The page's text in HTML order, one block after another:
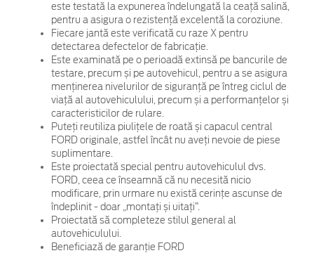
este testată la expunerea îndelungată la ceață salină,
pentru a asigura o rezistență excelentă la coroziune.
Fiecare jantă este verificată cu raze X pentru
detectarea defectelor de fabricație.
Este examinată pe o perioadă extinsă pe bancurile de
testare, precum și pe autovehicul, pentru a se asigura
menținerea nivelurilor de siguranță pe întreg ciclul de
viață al autovehiculului, precum și a performanțelor și
caracteristicilor de rulare.
Puteți reutiliza piulițele de roată și capacul central
FORD originale, astfel încât nu aveți nevoie de piese
suplimentare.
Este proiectată special pentru autovehiculul dvs.
FORD, ceea ce înseamnă că nu necesită nicio
modificare, prin urmare nu există cerințe ascunse de
îndeplinit - doar „montați și uitați”.
Proiectată să completeze stilul general al
autovehiculului.
Beneficiază de garanție FORD